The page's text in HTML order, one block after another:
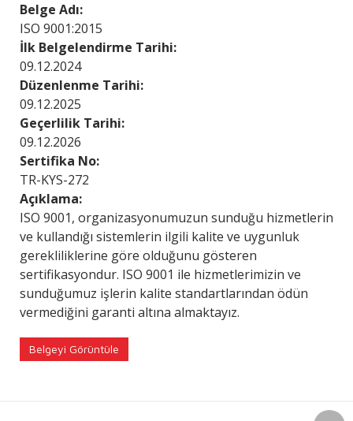
Belge Adı:
ISO 9001:2015
İlk Belgelendirme Tarihi:
09.12.2024
Düzenlenme Tarihi:
09.12.2025
Geçerlilik Tarihi:
09.12.2026
Sertifika No:
TR-KYS-272
Açıklama:
ISO 9001, organizasyonumuzun sunduğu hizmetlerin
ve kullandığı sistemlerin ilgili kalite ve uygunluk
gerekliliklerine göre olduğunu gösteren
sertifikasyondur. ISO 9001 ile hizmetlerimizin ve
sunduğumuz işlerin kalite standartlarından ödün
vermediğini garanti altına almaktayız.
Belgeyi Görüntüle